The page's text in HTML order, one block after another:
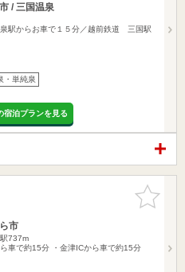
/ 三国温泉
駅からお車で１５分／越前鉄道 三国駅
・単純泉
宿泊プランを見る
お気に入
りに追加
市
737m
ら車で約15分 ・金津ICから車で約15分